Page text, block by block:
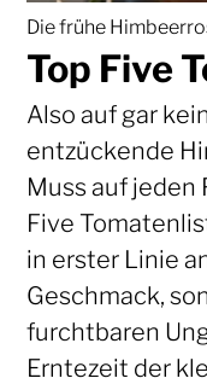
Die frühe
Top Five
Also auf gar
entzückende
Muss auf jeden
Five
in erster Linie
Geschmack,
furchtbaren
Erntezeit der